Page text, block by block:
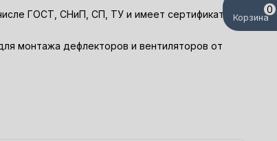
ГОСТ, СНиП, СП, ТУ и имеет сертификаты
монтажа дефлекторов и вентиляторов от
Корзина
0